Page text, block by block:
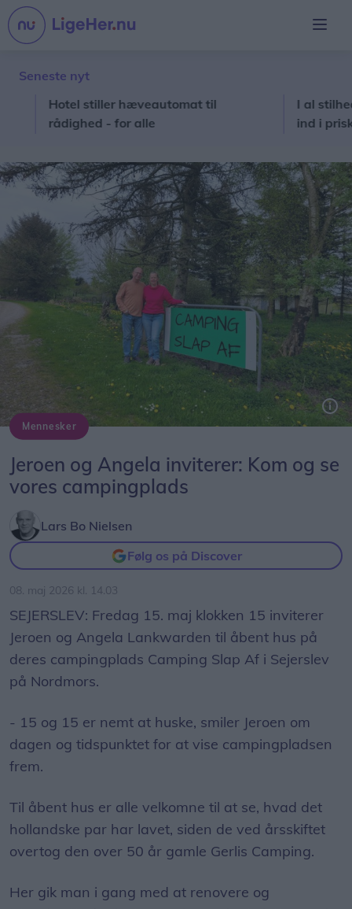
Seneste nyt
Hotel stiller hæveautomat til
rådighed - for alle
I al stilhed
ind i priskrig
Mennesker
Jeroen og Angela inviterer: Kom og se
vores campingplads
Lars Bo Nielsen
Følg os på Discover
08. maj 2026 kl. 14.03
SEJERSLEV: Fredag 15. maj klokken 15 inviterer
Jeroen og Angela Lankwarden til åbent hus på
deres campingplads Camping Slap Af i Sejerslev
på Nordmors.
- 15 og 15 er nemt at huske, smiler Jeroen om
dagen og tidspunktet for at vise campingpladsen
frem.
Til åbent hus er alle velkomne til at se, hvad det
hollandske par har lavet, siden de ved årsskiftet
overtog den over 50 år gamle Gerlis Camping.
Her gik man i gang med at renovere og